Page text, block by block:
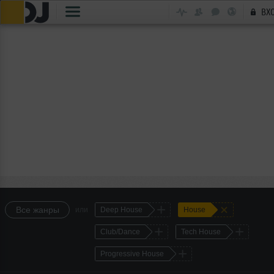
Все жанры Deep House House +
Club/Dance Tech House
Progressive House